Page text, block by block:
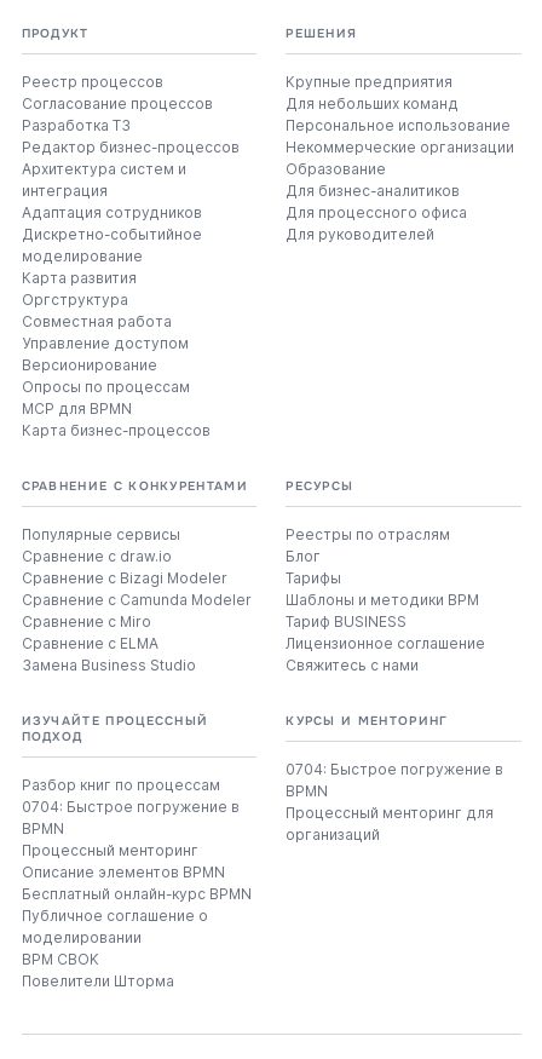
ПРОДУКТ
Реестр процессов
Согласование процессов
Разработка ТЗ
Редактор бизнес-процессов
Архитектура систем и
интеграция
Адаптация сотрудников
Дискретно-событийное
моделирование
Карта развития
Оргструктура
Совместная работа
Управление доступом
Версионирование
Опросы по процессам
MCP для BPMN
Карта бизнес-процессов
РЕШЕНИЯ
Крупные предприятия
Для небольших команд
Персональное использование
Некоммерческие организации
Образование
Для бизнес-аналитиков
Для процессного офиса
Для руководителей
СРАВНЕНИЕ С КОНКУРЕНТАМИ
Популярные сервисы
Сравнение с draw.io
Сравнение с Bizagi Modeler
Сравнение с Camunda Modeler
Сравнение с Miro
Сравнение с ELMA
Замена Business Studio
РЕСУРСЫ
Реестры по отраслям
Блог
Тарифы
Шаблоны и методики BPM
Тариф BUSINESS
Лицензионное соглашение
Свяжитесь с нами
ИЗУЧАЙТЕ ПРОЦЕССНЫЙ
ПОДХОД
Разбор книг по процессам
0704: Быстрое погружение в
BPMN
Процессный менторинг
Описание элементов BPMN
Бесплатный онлайн-курс BPMN
Публичное соглашение о
моделировании
BPM CBOK
Повелители Шторма
КУРСЫ И МЕНТОРИНГ
0704: Быстрое погружение в
BPMN
Процессный менторинг для
организаций